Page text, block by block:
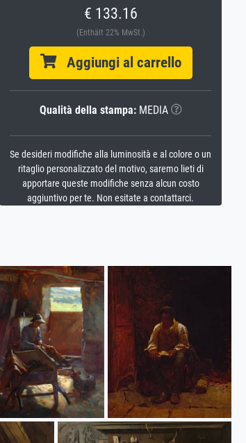
€ 133.16
(Enthält 22% MwSt.)
Aggiungi al carrello
Qualità della stampa:MEDIA
Se desideri modifiche alla luminosità e al colore o un
ritaglio personalizzato del motivo, saremo lieti di
apportare queste modifiche senza alcun costo
aggiuntivo per te. Non esitate a contattarci.